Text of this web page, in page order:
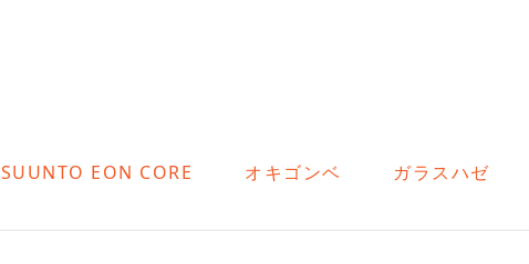
SUUNTO EON CORE オキゴンベ ガラスハゼ